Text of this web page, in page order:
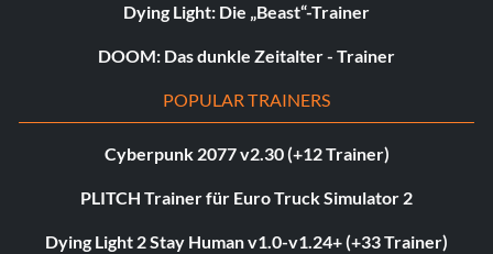
Dying Light: Die „Beast“-Trainer
DOOM: Das dunkle Zeitalter - Trainer
POPULAR TRAINERS
Cyberpunk 2077 v2.30 (+12 Trainer)
PLITCH Trainer für Euro Truck Simulator 2
Dying Light 2 Stay Human v1.0-v1.24+ (+33 Trainer)